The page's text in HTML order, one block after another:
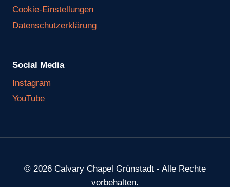
Cookie-Einstellungen
Datenschutzerklärung
Social Media
Instagram
YouTube
© 2026 Calvary Chapel Grünstadt - Alle Rechte
vorbehalten.